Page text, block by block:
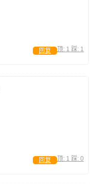
顶: 1 踩: 1
回复
顶: 1 踩: 0
回复